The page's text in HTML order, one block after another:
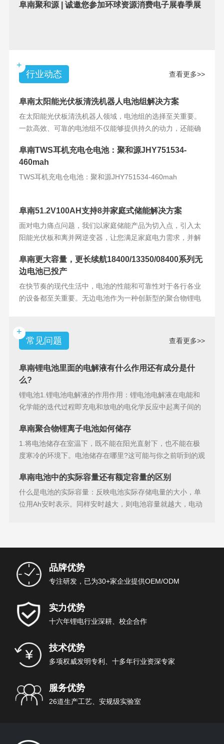
阜南聚和源 | 诚邀您参加环球资源消费电子展春季展
+
行业动态
查看更多>>
阜南太阳能光伏板清洗机器人电池组解决方案
在太阳能光伏板清洗机器人领域，电池组的选择至关重要。
一款高效、可靠的电池组不仅能够提供持久的动力，还能确
阜南TWS耳机充电仓电池：聚和源JHY751534-
460mah
TWS耳机充电仓电池：聚和源JHY751534-460mah
阜南51.2V100AH支持8并家庭式储能解决方案
面对电力痛点问题，我们以家庭储能产品为切入点，引入太
阳能光伏板和离并网逆变器，让您满足家庭电力需求，并解
阜南更大容量，更长续航18400/13350/08400系列无
边电池已投产
在快节奏的现代生活中，电池的性能和可靠性对于各行各业
的设备都至关重要。无边电池作为一种创新型的聚合物锂电
+
常见问题
查看更多>>
阜南锂电池里面的电解液有什么作用还有成分是什
么?
锂电池1.锂电池电解液的作用作用：锂电池电解液在电能和
化学能的迭代过程即充电和放电的电化学反应中起离子间的
阜南聚合物锂离子电池如何储存
1.将电池储存在室温下，既不能在阳光直射下，也不能在极
度寒冷的环境下。电池储存在哪里?这可能与你之前听到的观
阜南电池中的实际容量还有额定容量的区别
什么是电池的实际容量：反映电池实际存储电量的大小，单
位用Ah安时表示。同样安时越大，则电池容量就越大，电动
品牌优势
专注研发，已为30+家企业提供OEM/ODM
实力优势
十六年锂电行业深耕、校企合作
技术优势
多项权威发明专利、十多年行业资深专家
服务优势
26道生产工艺、安规级实验室